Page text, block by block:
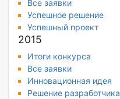
Все заявки
Успешное решение
Успешный проект
2015
Итоги конкурса
Все заявки
Инновационная идея
Решение разработчика